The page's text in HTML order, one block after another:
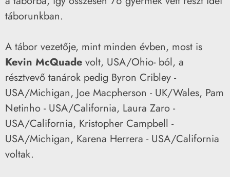
táborunkban.
A tábor vezetője, mint minden évben, most is
Kevin McQuade volt, USA/Ohio- ból, a
résztvevő tanárok pedig Byron Cribley -
USA/Michigan, Joe Macpherson - UK/Wales, Pam
Netinho - USA/California, Laura Zaro -
USA/California, Kristopher Campbell -
USA/Michigan, Karena Herrera - USA/California
voltak.